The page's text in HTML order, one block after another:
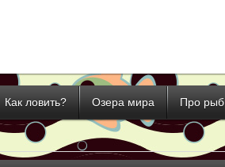
Как ловить? Озера мира Про рыб